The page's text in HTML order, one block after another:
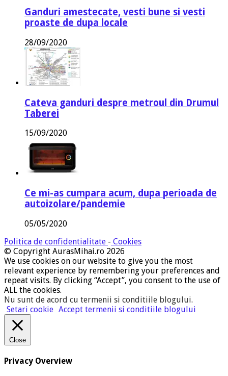
Ganduri amestecate, vesti bune si vesti
proaste de dupa locale
28/09/2020
Cateva ganduri despre metroul din Drumul
Taberei
15/09/2020
Ce mi-as cumpara acum, dupa perioada de
autoizolare/pandemie
05/05/2020
Politica de confidentialitate - Cookies
© Copyright AurasMihai.ro 2026
We use cookies on our website to give you the most
relevant experience by remembering your preferences and
repeat visits. By clicking “Accept”, you consent to the use of
ALL the cookies.
Nu sunt de acord cu termenii si conditiile blogului.
Setari cookie Accept termenii si conditiile blogului
Close
Privacy Overview